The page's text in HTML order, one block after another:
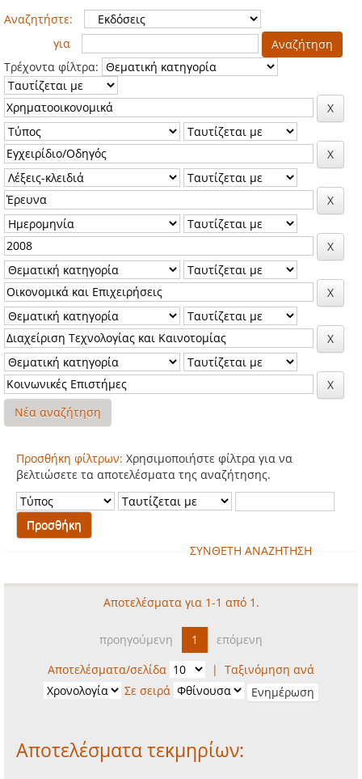
Αναζητήστε:
για
Τρέχοντα φίλτρα:
Νέα αναζήτηση
Προσθήκη φίλτρων: Χρησιμοποιήστε φίλτρα για να
βελτιώσετε τα αποτελέσματα της αναζήτησης.
ΣΥΝΘΕΤΗ ΑΝΑΖΗΤΗΣΗ
Αποτελέσματα για 1-1 από 1.
προηγούμενη 1
επόμενη
Αποτελέσματα/σελίδα
| Ταξινόμηση ανά
Σε σειρά
Αποτελέσματα τεκμηρίων: